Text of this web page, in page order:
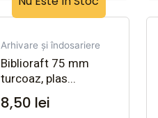
Arhivare și îndosariere
Biblioraft 75 mm
turcoaz, plas...
8,50 lei